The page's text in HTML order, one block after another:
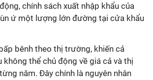
chính sách xuất nhập khẩu của
ứ một lượng lớn đường tại cửa khẩu
bênh theo thị trường, khiến cả
thể chủ động về giá cả và thị
năm. Đây chính là nguyên nhân